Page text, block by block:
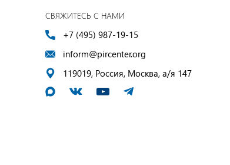
СВЯЖИТЕСЬ С НАМИ
+7 (495) 987-19-15
inform@pircenter.org
119019, Россия, Москва, а/я 147